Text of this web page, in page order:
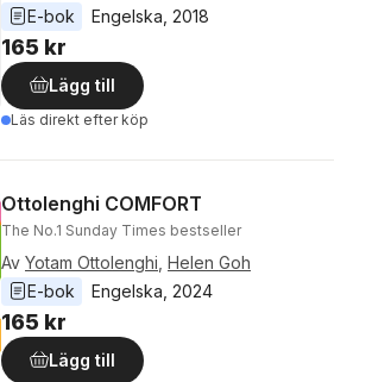
E-bok
Engelska 2018
165 kr
Lägg till
Läs direkt efter köp
Ottolenghi COMFORT
The No.1 Sunday Times bestseller
Av Yotam Ottolenghi Helen Goh
E-bok
Engelska 2024
165 kr
Lägg till